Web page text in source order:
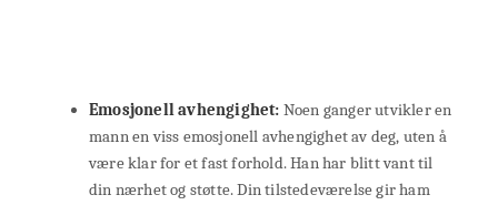
Emosjonell avhengighet: Noen ganger utvikler en
mann en viss emosjonell avhengighet av deg, uten å
være klar for et fast forhold. Han har blitt vant til
din nærhet og støtte. Din tilstedeværelse gir ham